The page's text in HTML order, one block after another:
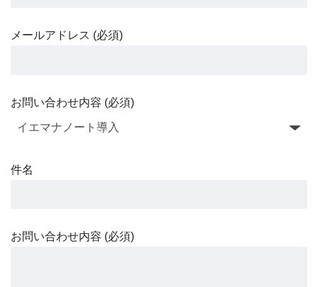
メールアドレス (必須)
お問い合わせ内容 (必須)
件名
お問い合わせ内容 (必須)